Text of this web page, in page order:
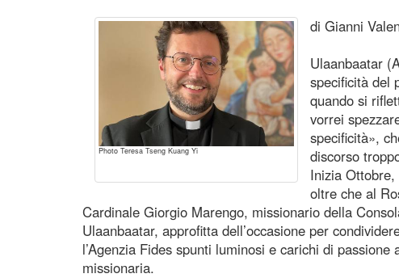
Photo Teresa Tseng Kuang Yi
di Gianni
Ulaanbaatar
specificità del
quando si
vorrei
specificità»,
discorso
Inizia
oltre che al
Cardinale Giorgio Marengo, missionario della
Ulaanbaatar, approfitta dell’occasione per
l’Agenzia Fides spunti luminosi e carichi di passione
missionaria.